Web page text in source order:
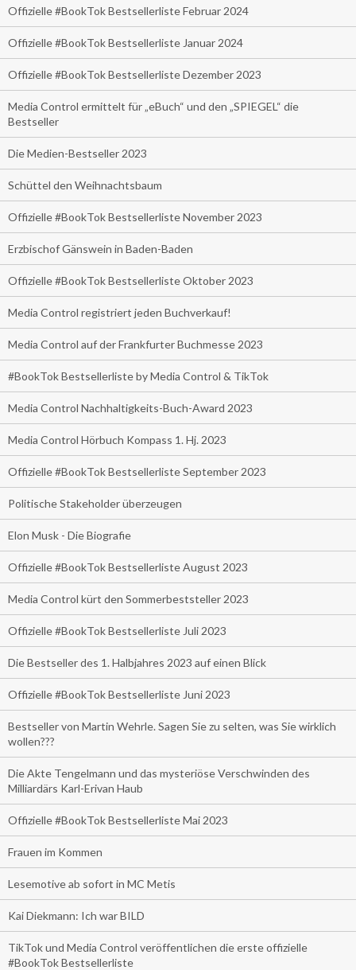
Offizielle #BookTok Bestsellerliste Februar 2024
Offizielle #BookTok Bestsellerliste Januar 2024
Offizielle #BookTok Bestsellerliste Dezember 2023
Media Control ermittelt für „eBuch“ und den „SPIEGEL“ die
Bestseller
Die Medien-Bestseller 2023
Schüttel den Weihnachtsbaum
Offizielle #BookTok Bestsellerliste November 2023
Erzbischof Gänswein in Baden-Baden
Offizielle #BookTok Bestsellerliste Oktober 2023
Media Control registriert jeden Buchverkauf!
Media Control auf der Frankfurter Buchmesse 2023
#BookTok Bestsellerliste by Media Control & TikTok
Media Control Nachhaltigkeits-Buch-Award 2023
Media Control Hörbuch Kompass 1. Hj. 2023
Offizielle #BookTok Bestsellerliste September 2023
Politische Stakeholder überzeugen
Elon Musk - Die Biografie
Offizielle #BookTok Bestsellerliste August 2023
Media Control kürt den Sommerbeststeller 2023
Offizielle #BookTok Bestsellerliste Juli 2023
Die Bestseller des 1. Halbjahres 2023 auf einen Blick
Offizielle #BookTok Bestsellerliste Juni 2023
Bestseller von Martin Wehrle. Sagen Sie zu selten, was Sie wirklich
wollen???
Die Akte Tengelmann und das mysteriöse Verschwinden des
Milliardärs Karl-Erivan Haub
Offizielle #BookTok Bestsellerliste Mai 2023
Frauen im Kommen
Lesemotive ab sofort in MC Metis
Kai Diekmann: Ich war BILD
TikTok und Media Control veröffentlichen die erste offizielle
#BookTok Bestsellerliste